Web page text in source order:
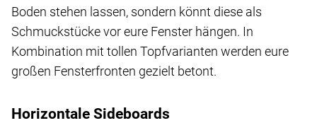
Boden stehen lassen, sondern könnt diese als
Schmuckstücke vor eure Fenster hängen. In
Kombination mit tollen Topfvarianten werden eure
großen Fensterfronten gezielt betont.
Horizontale Sideboards